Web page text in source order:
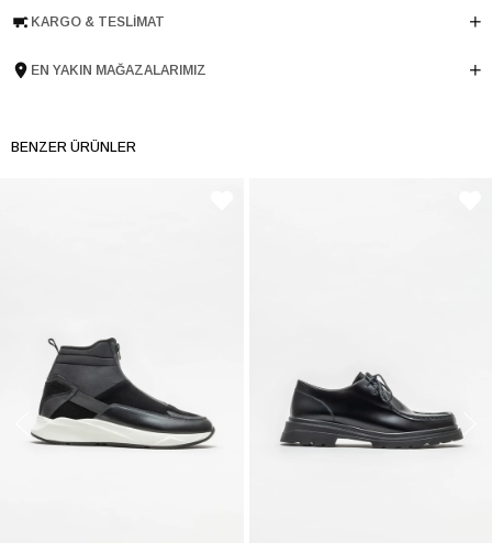
Taban Yüksekliği 5 cm
KARGO & TESLIMAT
EN YAKIN MAĞAZALARIMIZ
BENZER ÜRÜNLER